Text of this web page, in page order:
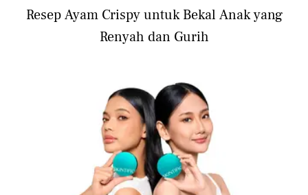
Resep Ayam Crispy untuk Bekal Anak yang
Renyah dan Gurih